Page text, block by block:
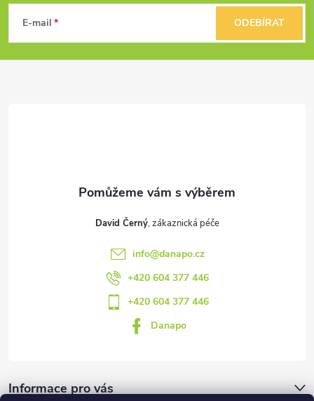
p
E-mail ODEBÍRAT
David Černý
info@danapo.cz
+420 604 377 446
+420 604 377 446
Danapo
Informace pro vás